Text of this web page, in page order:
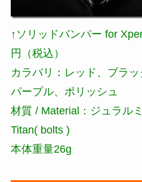
↑ソリッドバンパー for
円（税込）
カラバリ：レッド、ブラッ
パープル、ポリッシュ
材質 / Material：ジュラル
Titan( bolts )
本体重量26g